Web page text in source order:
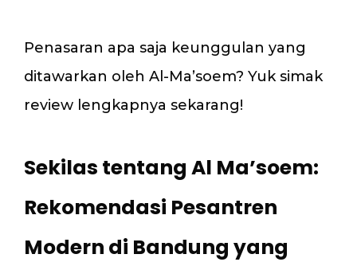
Penasaran apa saja keunggulan yang
ditawarkan oleh Al-Ma’soem? Yuk simak
review lengkapnya sekarang!
Sekilas tentang Al Ma’soem:
Rekomendasi Pesantren
Modern di Bandung yang